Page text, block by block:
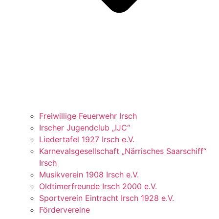
Freiwillige Feuerwehr Irsch
Irscher Jugendclub „IJC“
Liedertafel 1927 Irsch e.V.
Karnevalsgesellschaft „Närrisches Saarschiff“
Irsch
Musikverein 1908 Irsch e.V.
Oldtimerfreunde Irsch 2000 e.V.
Sportverein Eintracht Irsch 1928 e.V.
Fördervereine